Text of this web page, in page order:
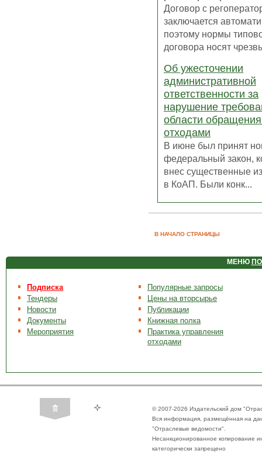
Договор с
заключается
поэтому нормы
договора носят
Об ужесточении
административной
ответственности за
нарушение
области
отходами
В июне был принят
федеральный закон,
внес существенные
в КоАП. Были конк...
В НАЧАЛО СТРАНИЦЫ
МЕНЮ
Подписка
Тендеры
Новости
Документы
Мероприятия
Популярные запросы
Цены на вторсырье
Публикации
Книжная полка
Практика управления
отходами
© 2007-2026 Издательский дом
Вся информация, размещённая на
"Отраслевые ведомости".
Несанкционированное копирование
категорически запрещено